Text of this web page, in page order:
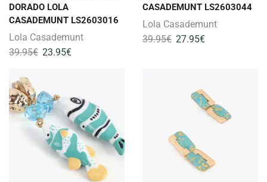
DORADO LOLA
CASADEMUNT LS2603016
Lola Casademunt
39.95€ 23.95€
CASADEMUNT LS2603044
Lola Casademunt
39.95€ 27.95€